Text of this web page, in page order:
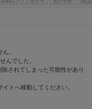
。
んでした。
されてしまった可能性があり
トへ移動してください。